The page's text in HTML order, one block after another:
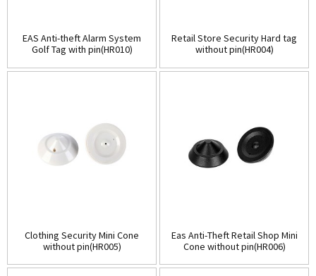
EAS Anti-theft Alarm System
Golf Tag with pin(HR010)
Retail Store Security Hard tag
without pin(HR004)
Clothing Security Mini Cone
without pin(HR005)
Eas Anti-Theft Retail Shop Mini
Cone without pin(HR006)